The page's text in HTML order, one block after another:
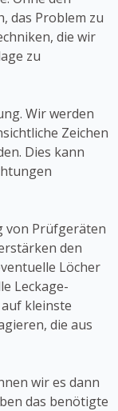
das Problem zu
die wir
zu
Wir werden
Zeichen
Dies kann
von Prüfgeräten
den
Löcher
Leckage-
kleinste
die aus
wir es dann
das benötigte